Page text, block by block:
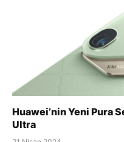
Huawei’nin Yeni Pura
Ultra